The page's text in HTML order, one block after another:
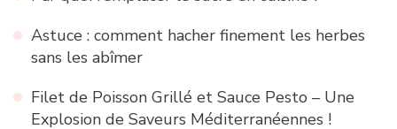
Astuce : comment hacher finement les herbes
sans les abîmer
Filet de Poisson Grillé et Sauce Pesto – Une
Explosion de Saveurs Méditerranéennes !